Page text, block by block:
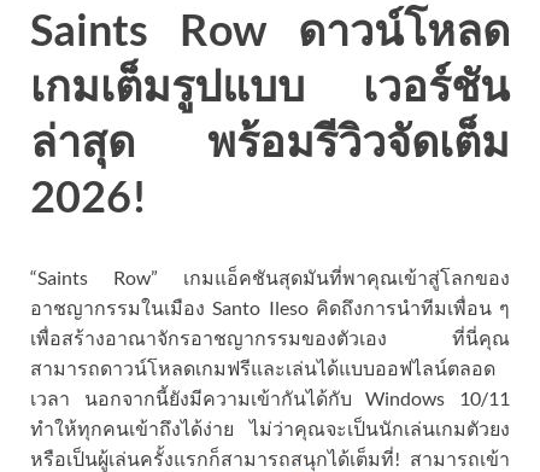
Saints Row ดาวน์โหลด
เกมเต็มรูปแบบ เวอร์ชัน
ล่าสุด พร้อมรีวิวจัดเต็ม
2026!
“Saints Row” เกมแอ็คชันสุดมันที่พาคุณเข้าสู่โลกของ
อาชญากรรมในเมือง Santo Ileso คิดถึงการนำทีมเพื่อน ๆ
เพื่อสร้างอาณาจักรอาชญากรรมของตัวเอง ที่นี่คุณ
สามารถดาวน์โหลดเกมฟรีและเล่นได้แบบออฟไลน์ตลอด
เวลา นอกจากนี้ยังมีความเข้ากันได้กับ Windows 10/11
ทำให้ทุกคนเข้าถึงได้ง่าย ไม่ว่าคุณจะเป็นนักเล่นเกมตัวยง
หรือเป็นผู้เล่นครั้งแรกก็สามารถสนุกได้เต็มที่! สามารถเข้า